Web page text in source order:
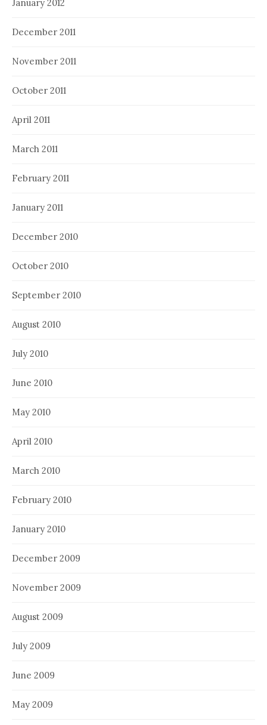
January 2012
December 2011
November 2011
October 2011
April 2011
March 2011
February 2011
January 2011
December 2010
October 2010
September 2010
August 2010
July 2010
June 2010
May 2010
April 2010
March 2010
February 2010
January 2010
December 2009
November 2009
August 2009
July 2009
June 2009
May 2009